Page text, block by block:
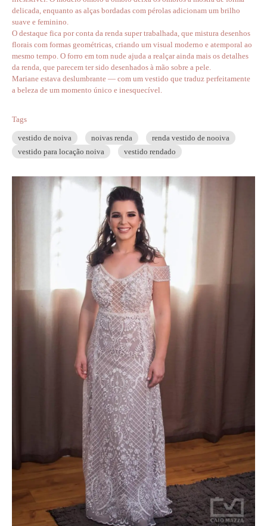
delicada, enquanto as alças bordadas com pérolas adicionam um brilho
suave e feminino.
O destaque fica por conta da renda super trabalhada, que mistura desenhos
florais com formas geométricas, criando um visual moderno e atemporal ao
mesmo tempo. O forro em tom nude ajuda a realçar ainda mais os detalhes
da renda, que parecem ter sido desenhados à mão sobre a pele.
Mariane estava deslumbrante — com um vestido que traduz perfeitamente
a beleza de um momento único e inesquecível.
Tags
vestido de noiva noivas renda
renda vestido de nooiva
vestido para locação noiva
vestido rendado